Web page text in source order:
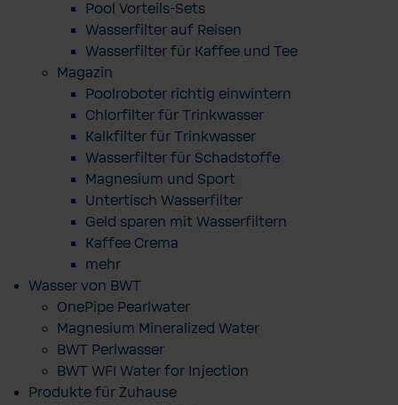
Pool Vorteils-Sets
Wasserfilter auf Reisen
Wasserfilter für Kaffee und Tee
Magazin
Poolroboter richtig einwintern
Chlorfilter für Trinkwasser
Kalkfilter für Trinkwasser
Wasserfilter für Schadstoffe
Magnesium und Sport
Untertisch Wasserfilter
Geld sparen mit Wasserfiltern
Kaffee Crema
mehr
Wasser von BWT
OnePipe Pearlwater
Magnesium Mineralized Water
BWT Perlwasser
BWT WFI Water for Injection
Produkte für Zuhause